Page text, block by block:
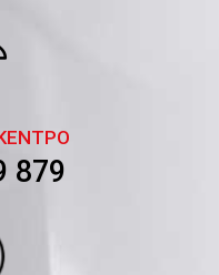
879